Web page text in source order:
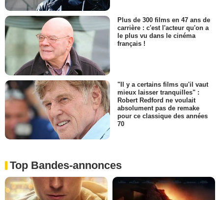
Plus de 300 films en 47 ans de
carrière : c'est l'acteur qu'on a
le plus vu dans le cinéma
français !
"Il y a certains films qu'il vaut
mieux laisser tranquilles" :
Robert Redford ne voulait
absolument pas de remake
pour ce classique des années
70
Top Bandes-annonces